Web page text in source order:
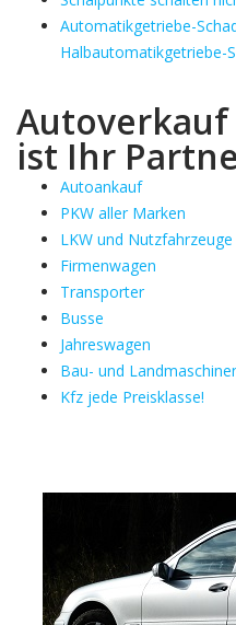
Automatikgetriebe-
Halbautomatikgetriebe-
ist Ihr
Autoankauf
PKW aller Marken
LKW und Nutzfahrzeuge
Firmenwagen
Transporter
Busse
Jahreswagen
Bau- und
Kfz jede Preisklasse!